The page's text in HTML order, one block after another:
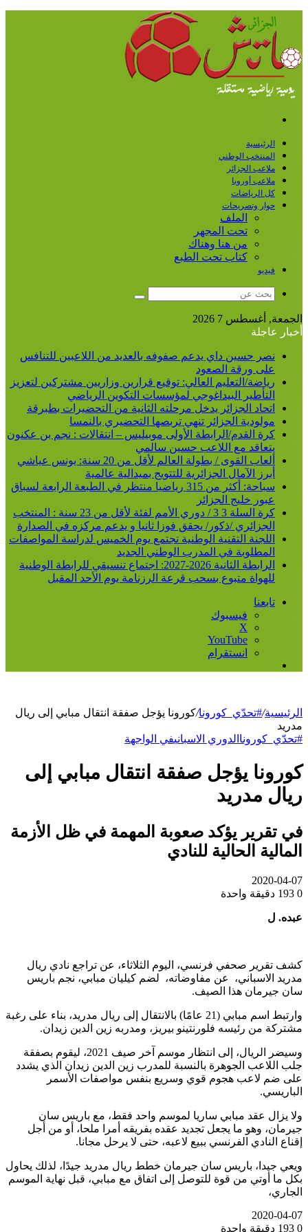
الرئيسية
المنتخب الوطني
ملاعب الجزائر
ملاعب أوروبا
كل الرياضات
حوار وتصريحات
الملف
تحت المجهر
من هنا وهناك
كتاب تحت الطبع
فيديو
بحث
الجمعة, أغسطس 7 2026
أخبار عاجلة
نصر حسين داي يدعم صفوفه بالعديد من اللاعبين للتنافس
على ورقة الصعود
رياضة/التعليم العالي: توقيع قرارين وزاريين مشتركين لتعزيز
التأطير البيداغوجي لمؤسسات التكوين الرياضي
اتحاد الجزائر يدخل مرحلته الثانية من التحضيرات بطبرقة
مولودية الجزائر تنهي تربصها التحضيري بالنمسا
كرة القدم/الرابطة الأولى موبيليس – انتقالات : نجم بن عكنون
يتعاقد مع اللاعب حسين سالمي
ألعاب القوى / بطولة العالم لأقل من 20 سنة: يونس عياشي
أبرز الآمال الجزائرية للتتويج بميدالية عالمية
سباحة: أكثر من 315 رياضيا منتظر في الطبعة الرابعة لسباق
عبور خليج الجزائر
كرة السلة 3 3 / دوري الأمم لفئة لأقل من 23 سنة : المنتخب
الجزائري /ذكور/ يحقق فوزا ثانيا و يدعم مركزه في الصدارة
اللجنة التقنية الوطنية تجتمع يوم الخميس لدراسة المواصفات
المطلوبة في المدرب الوطني الجديد
الرابطة الثانية 2026-2027: اجتماع تنسيقي للرابطة الوطنية
للهواة متبوع بسحب قرعة الرزنامة يوم الأحد المقبل
تابعنا
فيسبوك
‫X
‫YouTube
انستقرام
الرئيسية/#تحدّي_كورونا/كورونا يؤجل صفقة انتقال مبابي إلى ريال
مدريد
#تحدّي_كورونا الدوري الاسبانيفي الواجهة
كورونا يؤجل صفقة انتقال مبابي إلى
ريال مدريد
في تقرير يؤكد صعوبة المهمة في ظل الأزمة
المالية الحالية للنادي
2020-04-07
0
دقيقة واحدة
عبده. ل
كشف تقرير صحفي فرنسي، اليوم الثلاثاء، عن تراجع نادي ريال
مدريد الاسباني، عن مفاوضاته، لضم كيليان مبابي، نجم باريس
سان جيرمان هذا الصيف.
وارتبط اسم مبابي (21 عامًا) بالانتقال إلى ريال مدريد، بناء على رغبة
مشتركة من رئيسه فلورنتينو بيريز، ومدربه زين الدين زيدان.
وسيضر الريال، إلى انتظار موسم آخر صيف 2021، ليقوم بصفقة
جلب اللاعب الجوهرة بالنسبة للمدرب زين الدين زيدان الذي يشدد
على ضم لاعب هجوم قوي وسريع بنفس مواصفات الأسمر
الباريسي.
ولا يزال عقد مبابي ساريا لموسم واحد فقط، مع باريس سان
جيرمان، وهو ما يجعل تجديد عقده بفريقه أمرا ملحا، أو من أجل
إقناع النادي الفرنسي ببيع لاعبه، حتى لا يرحل مجانا.
ويعي جيدا، باريس سان جيرمان خطط ريال مدريد جيدًا، لذلك يحاول
بكل ما أوتي من قوة للتوصل إلى اتفاق مع مبابي، قبل نهاية الموسم
الجاري،
2020-04-07
0
دقيقة واحدة